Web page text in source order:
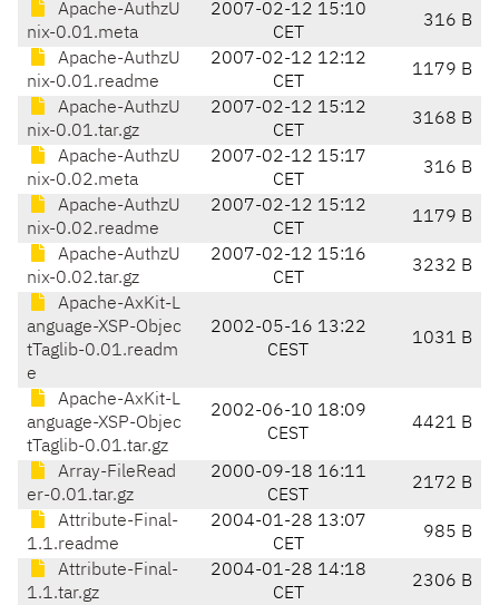
Apache-AuthzU
nix-0.01.meta
2007-02-12 15:10
CET
316 B
Apache-AuthzU
nix-0.01.readme
2007-02-12 12:12
CET
1179 B
Apache-AuthzU
nix-0.01.tar.gz
2007-02-12 15:12
CET
3168 B
Apache-AuthzU
nix-0.02.meta
2007-02-12 15:17
CET
316 B
Apache-AuthzU
nix-0.02.readme
2007-02-12 15:12
CET
1179 B
Apache-AuthzU
nix-0.02.tar.gz
2007-02-12 15:16
CET
3232 B
Apache-AxKit-L
anguage-XSP-Objec
tTaglib-0.01.readm
e
2002-05-16 13:22
CEST
1031 B
Apache-AxKit-L
anguage-XSP-Objec
tTaglib-0.01.tar.gz
2002-06-10 18:09
CEST
4421 B
Array-FileRead
er-0.01.tar.gz
2000-09-18 16:11
CEST
2172 B
Attribute-Final-
1.1.readme
2004-01-28 13:07
CET
985 B
Attribute-Final-
1.1.tar.gz
2004-01-28 14:18
CET
2306 B